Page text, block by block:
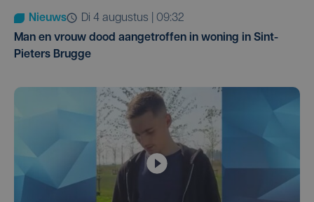
Nieuws
di 4 augustus | 09:32
Man en vrouw dood aangetroffen in woning in Sint-
Pieters Brugge